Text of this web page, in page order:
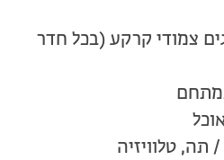
צמודי קרקע (בכל חדר
תה, טלוויזיה